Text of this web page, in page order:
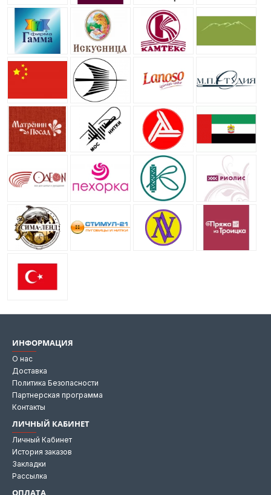
ИНФОРМАЦИЯ
О нас
Доставка
Политика Безопасности
Партнерская программа
Контакты
ЛИЧНЫЙ КАБИНЕТ
Личный Кабинет
История заказов
Закладки
Рассылка
ОПЛАТА